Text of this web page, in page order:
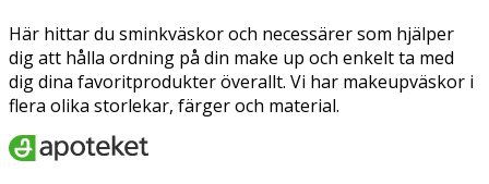
Här hittar du sminkväskor och necessärer som hjälper
dig att hålla ordning på din make up och enkelt ta med
dig dina favoritprodukter överallt. Vi har makeupväskor i
flera olika storlekar, färger och material.